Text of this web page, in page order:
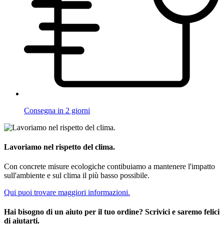
Consegna in 2 giorni
Lavoriamo nel rispetto del clima.
Con concrete misure ecologiche contibuiamo a mantenere l'impatto
sull'ambiente e sul clima il più basso possibile.
Qui puoi trovare maggiori informazioni.
Hai bisogno di un aiuto per il tuo ordine? Scrivici e saremo felici
di aiutarti.